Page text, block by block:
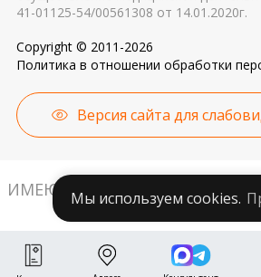
41-01125-54/00561308 от 14.01.2020г.
Copyright © 2011-2026
Политика в отношении обработки
Версия сайта для
ИМЕЮТСЯ
КОНСУЛЬТАЦИЯ
Мы используем cookies.